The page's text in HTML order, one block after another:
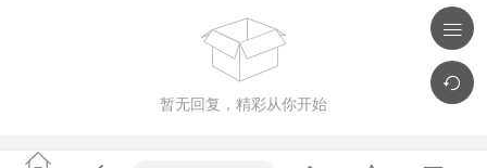

暂无回复，精彩从你开始

